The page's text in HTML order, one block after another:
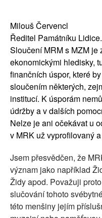
Milouš Červencl
Ředitel Památníku Lidice.
Sloučení MRM s MZM je
ekonomickými hledisky,
finančních úspor, které
sloučením některých,
institucí. K úsporám
údržby a v dalších
Nelze je ani očekávat u
v MRK už vyprofilovaný
Jsem přesvědčen, že
význam jako například
Židy apod. Považuji
slučování tohoto
této menšiny jejím